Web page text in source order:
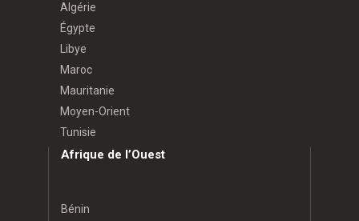
Algérie
Égypte
Libye
Maroc
Mauritanie
Moyen-Orient
Tunisie
Afrique de l’Ouest
Bénin